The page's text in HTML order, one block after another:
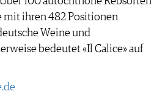
mit ihren 482 Positionen
Weine und
bedeutet «Il Calice» auf